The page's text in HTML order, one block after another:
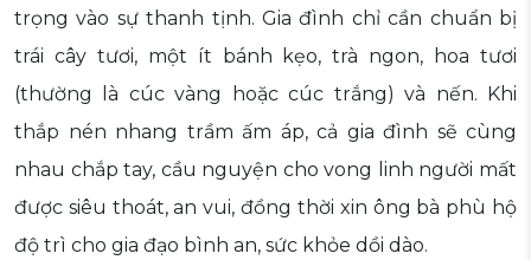
trọng vào sự thanh tịnh. Gia đình chỉ cần chuẩn bị
trái cây tươi, một ít bánh kẹo, trà ngon, hoa tươi
(thường là cúc vàng hoặc cúc trắng) và nến. Khi
thắp nén nhang trầm ấm áp, cả gia đình sẽ cùng
nhau chắp tay, cầu nguyện cho vong linh người mất
được siêu thoát, an vui, đồng thời xin ông bà phù hộ
độ trì cho gia đạo bình an, sức khỏe dồi dào.